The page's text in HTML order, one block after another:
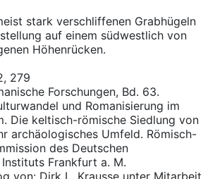
stark verschliffenen Grabhügeln
auf einem südwestlich von
Höhenrücken.
279
Forschungen, Bd. 63.
und Romanisierung im
Die keltisch-römische Siedlung von
archäologisches Umfeld. Römisch-
des Deutschen
Frankfurt a. M.
von: Dirk L. Krausse unter Mitarbeit